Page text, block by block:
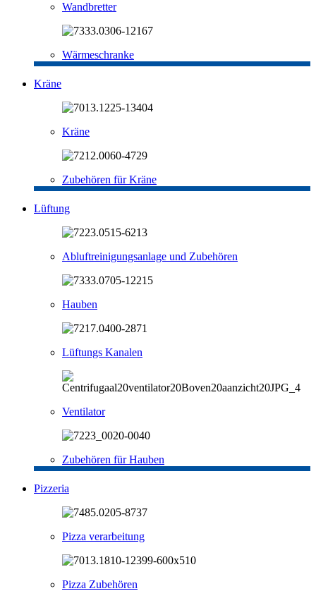
Wandbretter
Wärmeschranke
Kräne
Kräne
Zubehören für Kräne
Lüftung
Abluftreinigungsanlage und Zubehören
Hauben
Lüftungs Kanalen
Ventilator
Zubehören für Hauben
Pizzeria
Pizza verarbeitung
Pizza Zubehören